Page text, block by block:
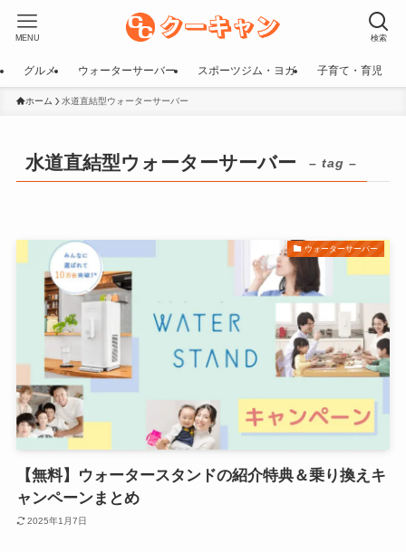
検索
MENU
グルメ ウォーターサーバー スポーツジム・ヨガ 子育て・育児
ホーム 水道直結型ウォーターサーバー
水道直結型ウォーターサーバー – tag –
ウォーターサーバー
【無料】ウォータースタンドの紹介特典＆乗り換えキ
ャンペーンまとめ
2025年1月7日